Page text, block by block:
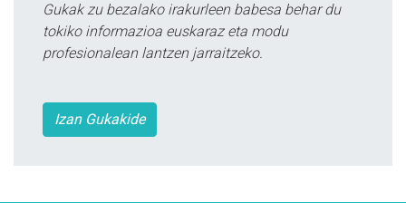
Gukak zu bezalako irakurleen babesa behar du
tokiko informazioa euskaraz eta modu
profesionalean lantzen jarraitzeko.
Izan Gukakide